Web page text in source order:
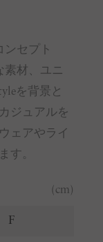
ンセプト
素材、ユニ
を背景と
ジュアルを
ェアやライ
す。
(cm)
F